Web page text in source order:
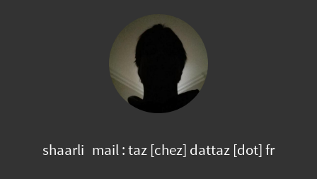
shaarli mail : taz [chez] dattaz [dot] fr